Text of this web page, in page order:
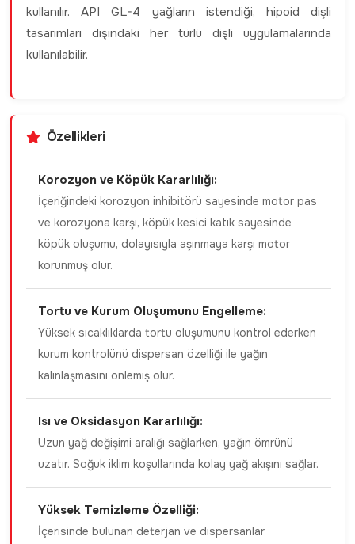
kullanılır. API GL-4 yağların istendiği, hipoid dişli
tasarımları dışındaki her türlü dişli uygulamalarında
kullanılabilir.
Özellikleri
Korozyon ve Köpük Kararlılığı:
İçeriğindeki korozyon inhibitörü sayesinde motor pas
ve korozyona karşı, köpük kesici katık sayesinde
köpük oluşumu, dolayısıyla aşınmaya karşı motor
korunmuş olur.
Tortu ve Kurum Oluşumunu Engelleme:
Yüksek sıcaklıklarda tortu oluşumunu kontrol ederken
kurum kontrolünü dispersan özelliği ile yağın
kalınlaşmasını önlemiş olur.
Isı ve Oksidasyon Kararlılığı:
Uzun yağ değişimi aralığı sağlarken, yağın ömrünü
uzatır. Soğuk iklim koşullarında kolay yağ akışını sağlar.
Yüksek Temizleme Özelliği:
İçerisinde bulunan deterjan ve dispersanlar